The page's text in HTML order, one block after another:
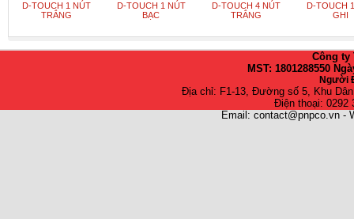
D-TOUCH 1 NÚT
TRẮNG
D-TOUCH 1 NÚT
BẠC
D-TOUCH 4 NÚT
TRẮNG
D-TOUCH
GHI
Công ty
MST: 1801288550
Người
Địa chỉ: F1-13, Đường số 5, Khu
Điện thoại: 0292
Email: contact@pnpco.vn -